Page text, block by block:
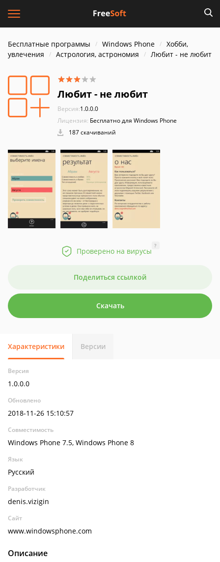
Бесплатные программы Windows Phone
Хобби,
увлечения
Астрология, астрономия Любит - не любит
Любит - не любит
Версия:1.0.0.0
Лицензия: Бесплатно для Windows Phone
187 скачиваний
Проверено на вирусы
?
Поделиться ссылкой
Скачать
Характеристики Версии
Версия
1.0.0.0
Обновлено
2018-11-26 15:10:57
Совместимость
Windows Phone 7.5, Windows Phone 8
Язык
Русский
Разработчик
denis.vizigin
Сайт
www.windowsphone.com
Описание